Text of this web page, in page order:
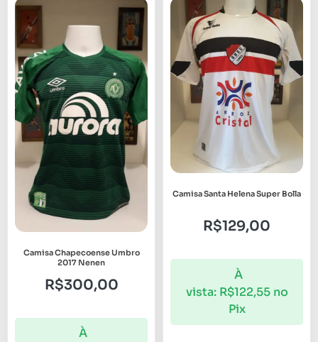
Camisa Chapecoense Umbro
2017 Nenen
R$300,00
À
Camisa Santa Helena Super Bolla
R$129,00
À
vista: R$122,55 no
Pix